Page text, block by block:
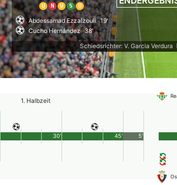
U N U S U
Abdessamad Ezzalzouli 19'
Cucho Hernández 38'
Schiedsrichter: V. Garcia Verdura
1. Halbzeit
45'
30' 5'